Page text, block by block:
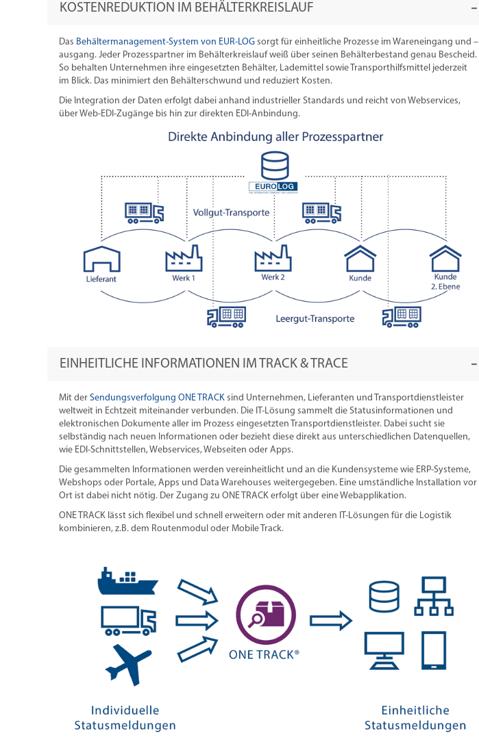
KOSTENREDUKTION IM BEHÄLTERKREISLAUF
Das Behältermanagement-System von EUR-LOGsorgt für einheitliche Prozesse im Wareneingang und –
ausgang. Jeder Prozesspartner im Behälterkreislauf weiß über seinen Behälterbestand genau Bescheid.
So behalten Unternehmen ihre eingesetzten Behälter, Lademittel sowie Transporthilfsmittel jederzeit
im Blick. Das minimiert den Behälterschwund und reduziert Kosten.
Die Integration der Daten erfolgt dabei anhand industrieller Standards und reicht von Webservices,
über Web-EDI-Zugänge bis hin zur direkten EDI-Anbindung.
EINHEITLICHE INFORMATIONEN IM TRACK & TRACE
Mit der Sendungsverfolgung ONE TRACKsind Unternehmen, Lieferanten und Transportdienstleister
weltweit in Echtzeit miteinander verbunden. Die IT-Lösung sammelt die Statusinformationen und
elektronischen Dokumente aller im Prozess eingesetzten Transportdienstleister. Dabei sucht sie
selbständig nach neuen Informationen oder bezieht diese direkt aus unterschiedlichen Datenquellen,
wie EDI-Schnittstellen, Webservices, Webseiten oder Apps.
Die gesammelten Informationen werden vereinheitlicht und an die Kundensysteme wie ERP-Systeme,
Webshops oder Portale, Apps und Data Warehouses weitergegeben. Eine umständliche Installation vor
Ort ist dabei nicht nötig. Der Zugang zu ONE TRACK erfolgt über eine Webapplikation.
ONE TRACK lässt sich flexibel und schnell erweitern oder mit anderen IT-Lösungen für die Logistik
kombinieren, z.B. dem Routenmodul oder Mobile Track.